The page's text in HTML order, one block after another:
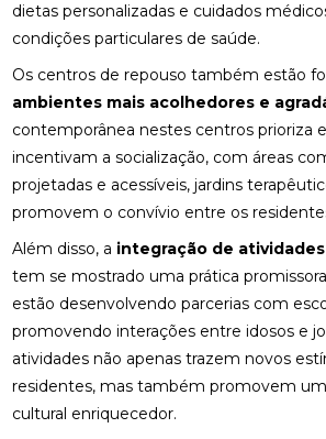
dietas personalizadas e cuidados
condições particulares de saúde.
Os centros de repouso também estão
ambientes mais acolhedores e
contemporânea nestes centros prioriza
incentivam a socialização, com áreas
projetadas e acessíveis, jardins
promovem o convívio entre os
Além disso, a integração de
tem se mostrado uma prática
estão desenvolvendo parcerias com
promovendo interações entre idosos e
atividades não apenas trazem novos
residentes, mas também promovem
cultural enriquecedor.